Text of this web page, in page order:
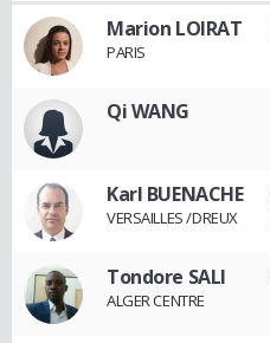
Marion LOIRAT
PARIS
Qi WANG
Karl BUENACHE
VERSAILLES /DREUX
Tondore SALI
ALGER CENTRE